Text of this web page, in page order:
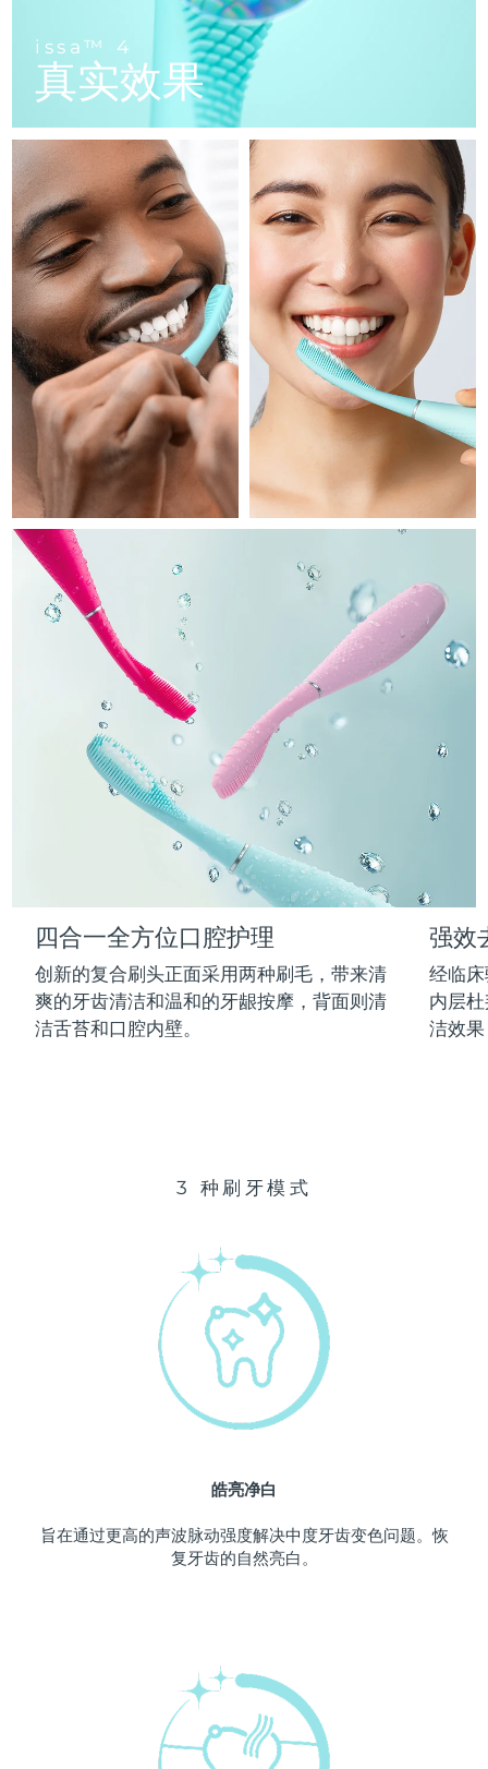
issa™ 4
真实效果
四合一全方位口腔护理
创新的复合刷头正面采用两种刷毛，带来清
爽的牙齿清洁和温和的牙龈按摩，背面则清
洁舌苔和口腔内壁。
强效
经临
内层
洁效
3 种刷牙模式
皓亮净白
旨在通过更高的声波脉动强度解决中度牙齿变色问题。恢
复牙齿的自然亮白。
LUNA™ 护肤
Premium cleansers & balm
LUNA™ 设备
All facial cleansing devices
面膜
Rejuvenation & hydration
UFO™ 设备
All deep facial hydration devices
issa™ Teeth Whitening Set
Dual LED + sonic device & 18% PAP gel
ISSA™ 设备
All silicone sonic toothbrushes
FAQ™ 103
Luxurious clinical anti-aging set
FAQ™ P1 Primer
Manuka honey primer
FAQ™护肤品
All FAQ™ skincare
FAQ™产品
All anti-aging treatments
FAQ™ 211
Anti-aging neck & décolleté LED mask
FAQ™ 221
Anti-aging LED hand mask
FAQ™护肤品
All FAQ™ skincare
FAQ™产品
All LED treatments
FAQ™ Scalp Serum
Scalp recovery probiotic serum
FAQ™护肤品
All FAQ™ skincare
FAQ™产品
All hair treatments
FAQ™ 502
Full-Spectrum Red Light Therapy
FAQ™ Red Light Serum
FAQ™ skincare
All FAQ™ skincare
FAQ™ products
All toning treatments
保健品
脱毛
PEACH™ 2 Pro Max
Professional IPL hair removal device
PEACH™ 2
IPL hair removal
PEACH™ 2 go
Travel-friendly IPL hair removal
PEACH™ Cooling Prep Gel
Cooling IPL hair removal gel
身体护理
BEAR™ 2 body
Microcurrent body toning
LUNA™ 4 body
Massaging body brush
SUPERCHARGED™ serum
Firming body serum
痘肌护理
ESPADA™ 2 plus
Recurring acne LED therapy
ESPADA™ 2
ESPADA™ Blemish Solution
Concentrated acne gel
ESPADA™ 设备
All acne treatment devices
眼部护理
BEAR™ 2 eyes & lips
Microcurrent line smoothing device
IRIS™ 2
眼部护肤
Advanced eye care treatment
眼部护理设备
All revitalizing eye massagers
毛孔护理
Diamond microdermabrasion .
KIWI™
Blackhead remover
KIWI™ 皮肤护理
Advanced pore care essentials
护发
2-in-1 LED scalp massager
FLIP™ play advanced
LED light hairbrush
LUNA™ Dual-Peptide Scalp
Serum
For healthy hair
牙齿美白
NEW
issa™ Teeth Whitening Set
Dual LED + sonic device & 18% PAP gel
issa™ Teeth Whitening Gel
18% PAP
男士
丹麦
爱沙尼亚 预计送达日期08/08/2026
芬兰 预计送达日期 08/08/2026
法国 预计送达日期08/08/2026
法属波利尼西亚 预计送达日期12/08/2026
德国 预计送达日期08/08/2026
直布罗陀 预计送达日期12/08/2026
希腊 预计送达日期08/08/2026
中国香港特别行政区 预计送达日期 09/08/2026
匈牙利 08/08/2026
冰岛 预计送达日期 09/08/2026
印度尼西亚 预计送达日期06/08/2026
预计送达日期 08/08/2026
预计送达日期 10/08/2026
预计送达日期
预计送达日期11/08/2026
泽西岛 13/08/2026
哈萨克斯坦 预计送达日期10/08/2026
中国澳门特别行政区 预计送达日期
预计送达日期
预计送达日期
预计送达日期
预计送达日期